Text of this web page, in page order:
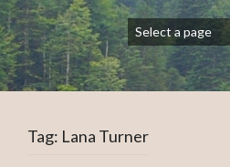
Tag: Lana Turner